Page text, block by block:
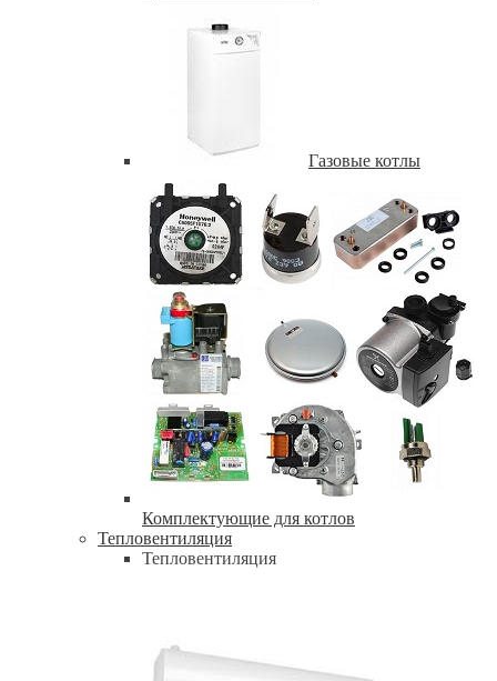
Газовые котлы
Комплектующие для котлов
Тепловентиляция
Тепловентиляция